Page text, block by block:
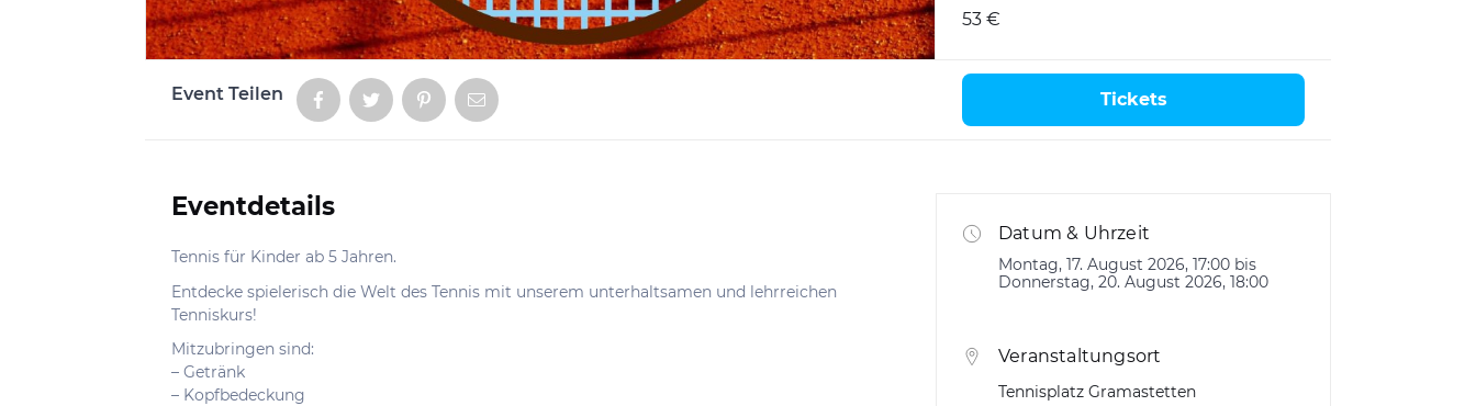
53 €
Event Teilen Tickets
Informationen
Eventdetails
Tennis für Kinder ab 5 Jahren.
Entdecke spielerisch die Welt des Tennis mit unserem unterhaltsamen und lehrreichen
Tenniskurs!
Mitzubringen sind:
– Getränk
– Kopfbedeckung
Datum & Uhrzeit
Montag, 17. August 2026, 17:00 bis
Donnerstag, 20. August 2026, 18:00
Veranstaltungsort
Tennisplatz Gramastetten